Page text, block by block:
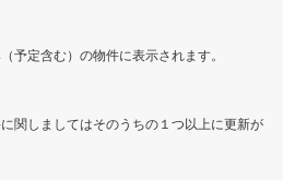
予定含む）の物件に表示されます。
関しましてはそのうちの１つ以上に更新が